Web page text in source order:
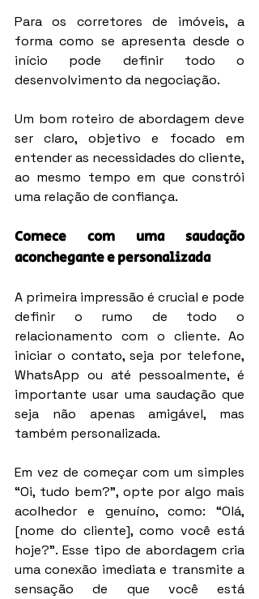
Para os corretores de imóveis, a
forma como se apresenta desde o
início pode definir todo o
desenvolvimento da negociação.
Um bom roteiro de abordagem deve
ser claro, objetivo e focado em
entender as necessidades do cliente,
ao mesmo tempo em que constrói
uma relação de confiança.
Comece com uma saudação
aconchegante e personalizada
A primeira impressão é crucial e pode
definir o rumo de todo o
relacionamento com o cliente. Ao
iniciar o contato, seja por telefone,
WhatsApp ou até pessoalmente, é
importante usar uma saudação que
seja não apenas amigável, mas
também personalizada.
Em vez de começar com um simples
“Oi, tudo bem?”, opte por algo mais
acolhedor e genuíno, como: “Olá,
[nome do cliente], como você está
hoje?”. Esse tipo de abordagem cria
uma conexão imediata e transmite a
sensação de que você está